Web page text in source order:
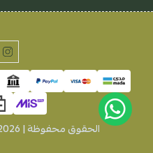
الحقوق محفوظة | 2026